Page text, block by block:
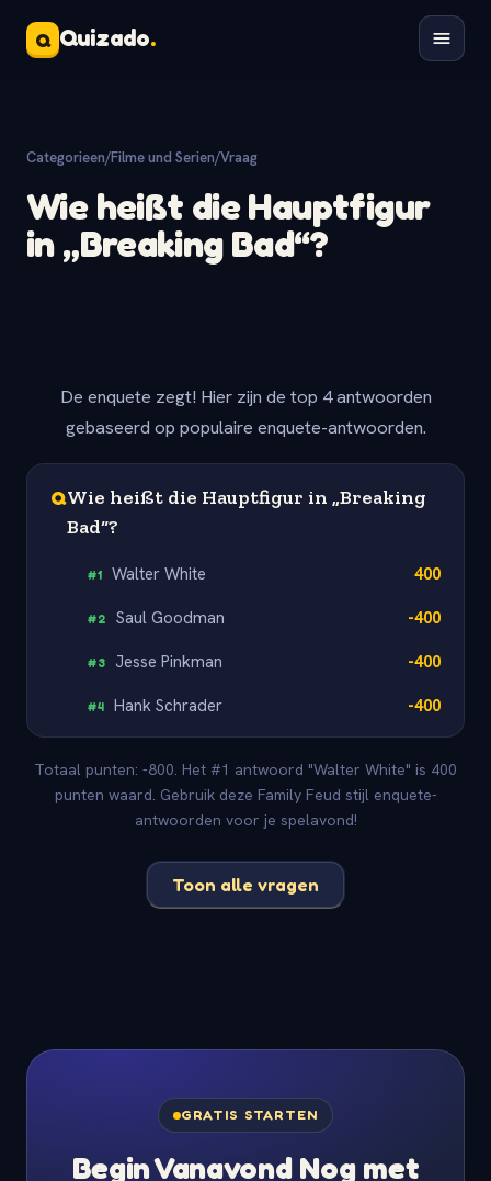
Q Quizado.
Categorieen/Filme und Serien/Vraag
Wie heißt die Hauptfigur
in „Breaking Bad“?
De enquete zegt! Hier zijn de top 4 antwoorden
gebaseerd op populaire enquete-antwoorden.
QWie heißt die Hauptfigur in „Breaking
Bad“?
#1 Walter White 400
#2 Saul Goodman -400
#3 Jesse Pinkman -400
#4 Hank Schrader -400
Totaal punten: -800. Het #1 antwoord "Walter White" is 400
punten waard. Gebruik deze Family Feud stijl enquete-
antwoorden voor je spelavond!
Toon alle vragen
GRATIS STARTEN
Begin Vanavond Nog met